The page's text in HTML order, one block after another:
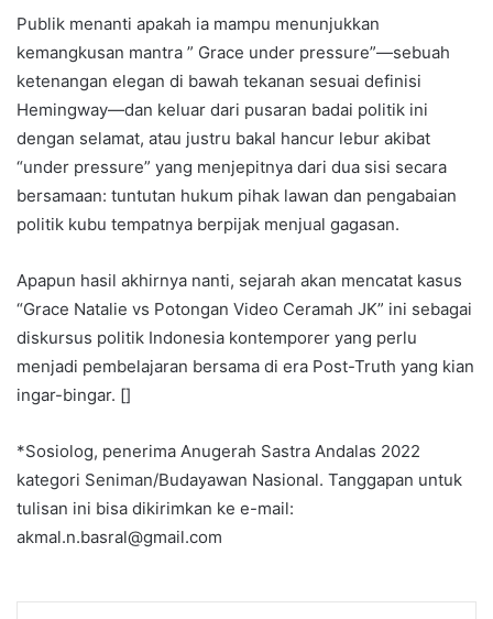
Publik menanti apakah ia mampu menunjukkan
kemangkusan mantra ” Grace under pressure”—sebuah
ketenangan elegan di bawah tekanan sesuai definisi
Hemingway—dan keluar dari pusaran badai politik ini
dengan selamat, atau justru bakal hancur lebur akibat
“under pressure” yang menjepitnya dari dua sisi secara
bersamaan: tuntutan hukum pihak lawan dan pengabaian
politik kubu tempatnya berpijak menjual gagasan.
Apapun hasil akhirnya nanti, sejarah akan mencatat kasus
“Grace Natalie vs Potongan Video Ceramah JK” ini sebagai
diskursus politik Indonesia kontemporer yang perlu
menjadi pembelajaran bersama di era Post-Truth yang kian
ingar-bingar. []
*Sosiolog, penerima Anugerah Sastra Andalas 2022
kategori Seniman/Budayawan Nasional. Tanggapan untuk
tulisan ini bisa dikirimkan ke e-mail:
akmal.n.basral@gmail.com